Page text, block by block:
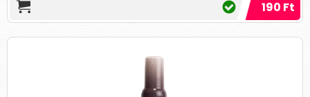
190 Ft